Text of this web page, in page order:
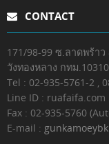
CONTACT
171/98-99 ซ.ลาดพร้า
วังทองหลาง กทม.10310
Tel : 02-935-5761-2 ,
Line ID : ruafaifa.com
Fax : 02-935-5760
E-mail :